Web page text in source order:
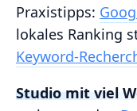
Praxistipps:
lokales Ranking
Studio mit viel